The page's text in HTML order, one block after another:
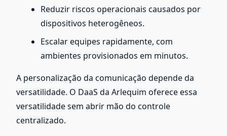
Reduzir riscos operacionais causados por
dispositivos heterogêneos.
Escalar equipes rapidamente, com
ambientes provisionados em minutos.
A personalização da comunicação depende da
versatilidade. O DaaS da Arlequim oferece essa
versatilidade sem abrir mão do controle
centralizado.